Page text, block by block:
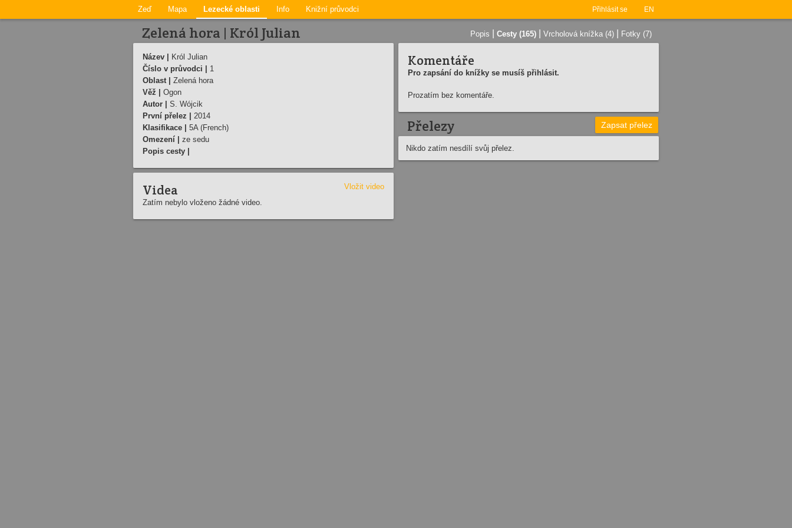
Přihlásit se EN
Zeď Mapa Lezecké oblasti Info Knižní průvodci
Zelená hora | Król Julian Popis Cesty (165) Vrcholová knížka (4) Fotky (7)
Název |
Król Julian
Číslo v průvodci |
1
Oblast |
Zelená hora
Věž |
Ogon
Autor |
S. Wójcik
První přelez |
2014
Klasifikace |
5A (French)
Omezení |
ze sedu
Popis cesty |
Videa
Vložit video
Zatím nebylo vloženo žádné video.
Komentáře
Pro zapsání do knížky se musíš přihlásit.
Prozatím bez komentáře.
Přelezy Zapsat přelez
Nikdo zatím nesdílí svůj přelez.